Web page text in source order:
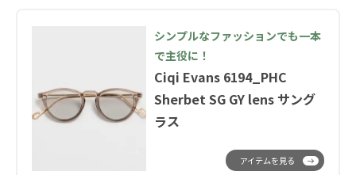
Ciqi Evans 6194_PHC
Sherbet SG GY lens サング
ラス
シンプルなファッションでも一本
で主役に！
アイテムを見る